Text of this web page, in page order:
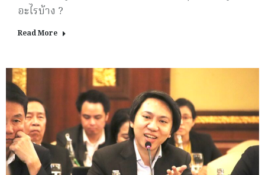
อะไรบ้าง ?
Read More